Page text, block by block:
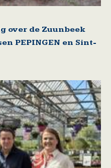
over de Zuunbeek
PEPINGEN en Sint-